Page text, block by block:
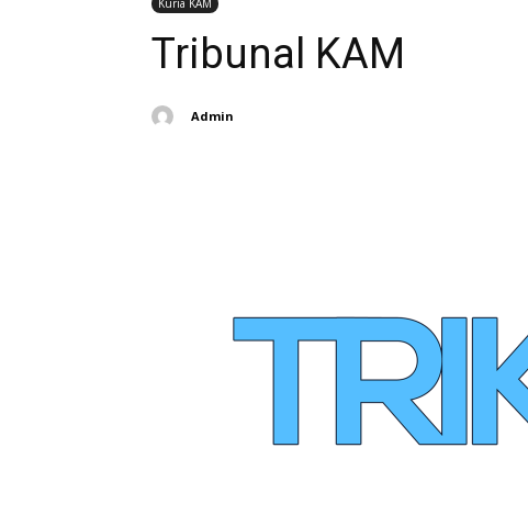
Kuria KAM
Tribunal KAM
Admin